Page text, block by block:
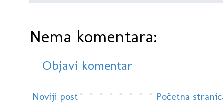
Nema komentara:
Objavi komentar
Noviji post Početna